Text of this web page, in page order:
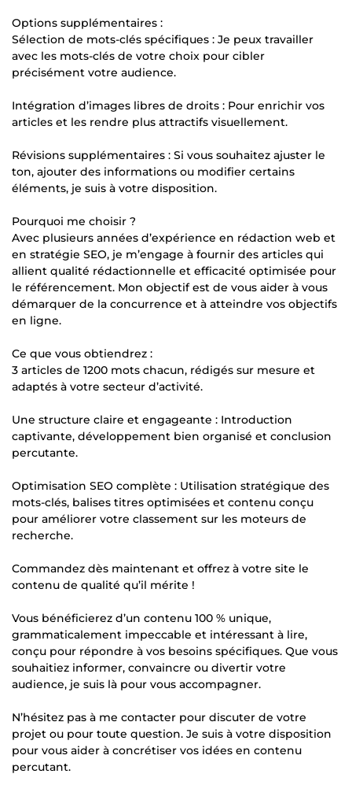
Options supplémentaires :
Sélection de mots-clés spécifiques : Je peux travailler
avec les mots-clés de votre choix pour cibler
précisément votre audience.
Intégration d’images libres de droits : Pour enrichir vos
articles et les rendre plus attractifs visuellement.
Révisions supplémentaires : Si vous souhaitez ajuster le
ton, ajouter des informations ou modifier certains
éléments, je suis à votre disposition.
Pourquoi me choisir ?
Avec plusieurs années d’expérience en rédaction web et
en stratégie SEO, je m’engage à fournir des articles qui
allient qualité rédactionnelle et efficacité optimisée pour
le référencement. Mon objectif est de vous aider à vous
démarquer de la concurrence et à atteindre vos objectifs
en ligne.
Ce que vous obtiendrez :
3 articles de 1200 mots chacun, rédigés sur mesure et
adaptés à votre secteur d’activité.
Une structure claire et engageante : Introduction
captivante, développement bien organisé et conclusion
percutante.
Optimisation SEO complète : Utilisation stratégique des
mots-clés, balises titres optimisées et contenu conçu
pour améliorer votre classement sur les moteurs de
recherche.
Commandez dès maintenant et offrez à votre site le
contenu de qualité qu’il mérite !
Vous bénéficierez d’un contenu 100 % unique,
grammaticalement impeccable et intéressant à lire,
conçu pour répondre à vos besoins spécifiques. Que vous
souhaitiez informer, convaincre ou divertir votre
audience, je suis là pour vous accompagner.
N’hésitez pas à me contacter pour discuter de votre
projet ou pour toute question. Je suis à votre disposition
pour vous aider à concrétiser vos idées en contenu
percutant.